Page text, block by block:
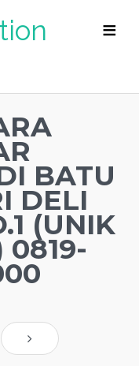
BATU
DELI
(UNIK
0819-